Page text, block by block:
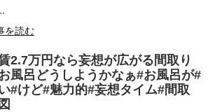
を読む
2.7万円なら妄想が広がる間取り
風呂どうしようかなぁ#お風呂が#
#けど#魅力的#妄想タイム#間取